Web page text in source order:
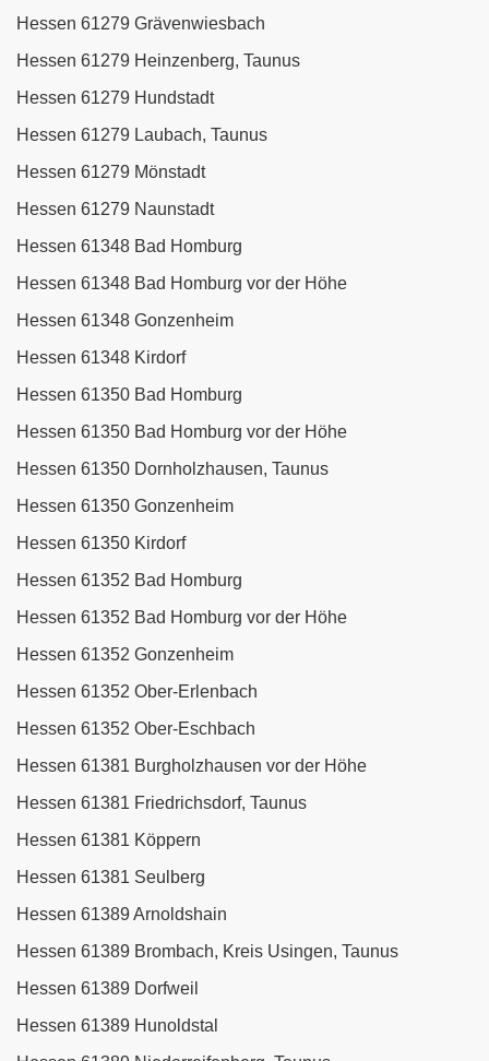
Hessen 61279 Grävenwiesbach
Hessen 61279 Heinzenberg, Taunus
Hessen 61279 Hundstadt
Hessen 61279 Laubach, Taunus
Hessen 61279 Mönstadt
Hessen 61279 Naunstadt
Hessen 61348 Bad Homburg
Hessen 61348 Bad Homburg vor der Höhe
Hessen 61348 Gonzenheim
Hessen 61348 Kirdorf
Hessen 61350 Bad Homburg
Hessen 61350 Bad Homburg vor der Höhe
Hessen 61350 Dornholzhausen, Taunus
Hessen 61350 Gonzenheim
Hessen 61350 Kirdorf
Hessen 61352 Bad Homburg
Hessen 61352 Bad Homburg vor der Höhe
Hessen 61352 Gonzenheim
Hessen 61352 Ober-Erlenbach
Hessen 61352 Ober-Eschbach
Hessen 61381 Burgholzhausen vor der Höhe
Hessen 61381 Friedrichsdorf, Taunus
Hessen 61381 Köppern
Hessen 61381 Seulberg
Hessen 61389 Arnoldshain
Hessen 61389 Brombach, Kreis Usingen, Taunus
Hessen 61389 Dorfweil
Hessen 61389 Hunoldstal